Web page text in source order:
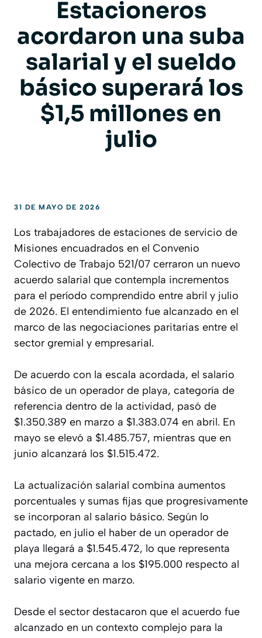
Estacioneros
acordaron una suba
salarial y el sueldo
básico superará los
$1,5 millones en
julio
31 DE MAYO DE 2026
Los trabajadores de estaciones de servicio de
Misiones encuadrados en el Convenio
Colectivo de Trabajo 521/07 cerraron un nuevo
acuerdo salarial que contempla incrementos
para el período comprendido entre abril y julio
de 2026. El entendimiento fue alcanzado en el
marco de las negociaciones paritarias entre el
sector gremial y empresarial.
De acuerdo con la escala acordada, el salario
básico de un operador de playa, categoría de
referencia dentro de la actividad, pasó de
$1.350.389 en marzo a $1.383.074 en abril. En
mayo se elevó a $1.485.757, mientras que en
junio alcanzará los $1.515.472.
La actualización salarial combina aumentos
porcentuales y sumas fijas que progresivamente
se incorporan al salario básico. Según lo
pactado, en julio el haber de un operador de
playa llegará a $1.545.472, lo que representa
una mejora cercana a los $195.000 respecto al
salario vigente en marzo.
Desde el sector destacaron que el acuerdo fue
alcanzado en un contexto complejo para la